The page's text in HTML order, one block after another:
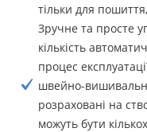
тільки для
Зручне та просте
кількість
процес
швейно-
розраховані на
можуть бути